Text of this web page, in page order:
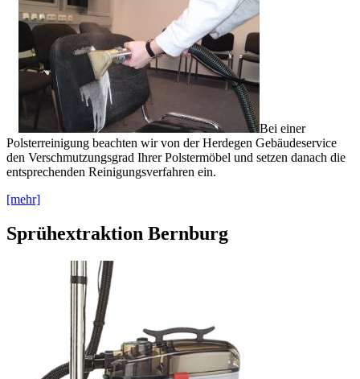
Bei einer
Polsterreinigung beachten wir von der Herdegen Gebäudeservice
den Verschmutzungsgrad Ihrer Polstermöbel und setzen danach die
entsprechenden Reinigungsverfahren ein.
[mehr]
Sprühextraktion Bernburg